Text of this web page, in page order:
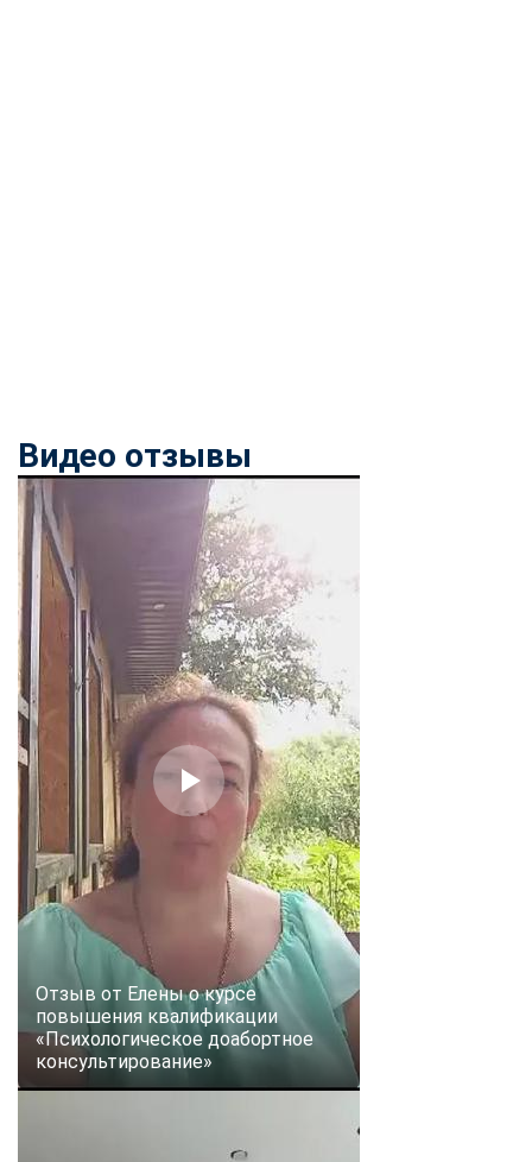
Видео отзывы
Отзыв от Елены о курсе
повышения квалификации
«Психологическое доабортное
консультирование»